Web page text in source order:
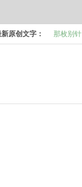
原创文字： 那枚别针